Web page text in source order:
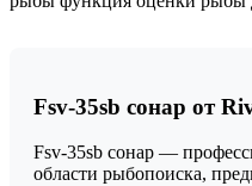
Fsv-35sb сонар от
Fsv-35sb сонар —
области рыбопоиска,